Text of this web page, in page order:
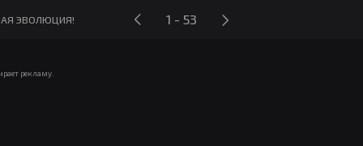
ЭВОЛЮЦИЯ! 1 - 53
рекламу.